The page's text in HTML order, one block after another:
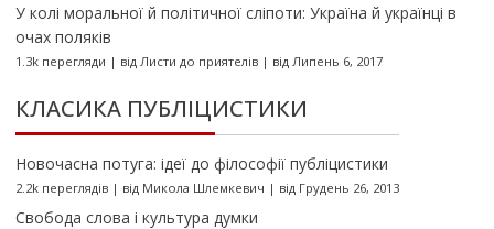
У колі моральної й політичної сліпоти: Україна й українці в
очах поляків
1.3k перегляди | від Листи до приятелів| від Липень 6, 2017
КЛАСИКА ПУБЛІЦИСТИКИ
Новочасна потуга: ідеї до філософії публіцистики
2.2k переглядів| від Микола Шлемкевич | від Грудень 26, 2013
Свобода слова і культура думки